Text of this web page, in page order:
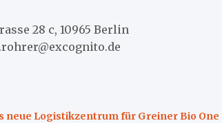
28 c, 10965 Berlin
Logistikzentrum für Greiner Bio One